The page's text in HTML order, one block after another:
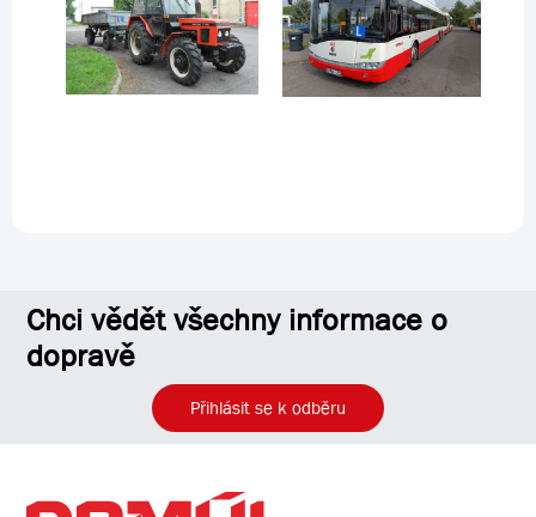
Chci vědět všechny informace o
dopravě
Přihlásit se k odběru